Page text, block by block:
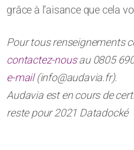
grâce à l’aisance que cela
Pour tous renseignements
contactez-nousau 0805
e-mail(info@audavia.fr).
Audavia est en cours de
reste pour 2021 Datadocké